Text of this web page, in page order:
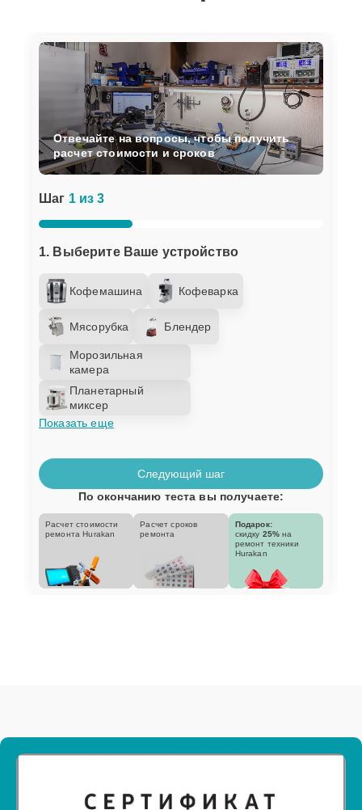
Шаг 1 из 3
1. Выберите Ваше устройство
Кофемашина Кофеварка
Мясорубка Блендер
Морозильная
камера
Планетарный
миксер
Показать еще
Отвечайте на вопросы, чтобы получить
расчет стоимости и сроков
Следующий шаг
По окончанию теста вы получаете:
Расчет стоимости
ремонта Hurakan
Расчет сроков
ремонта
Подарок:
скидку 25% на
ремонт техники
Hurakan